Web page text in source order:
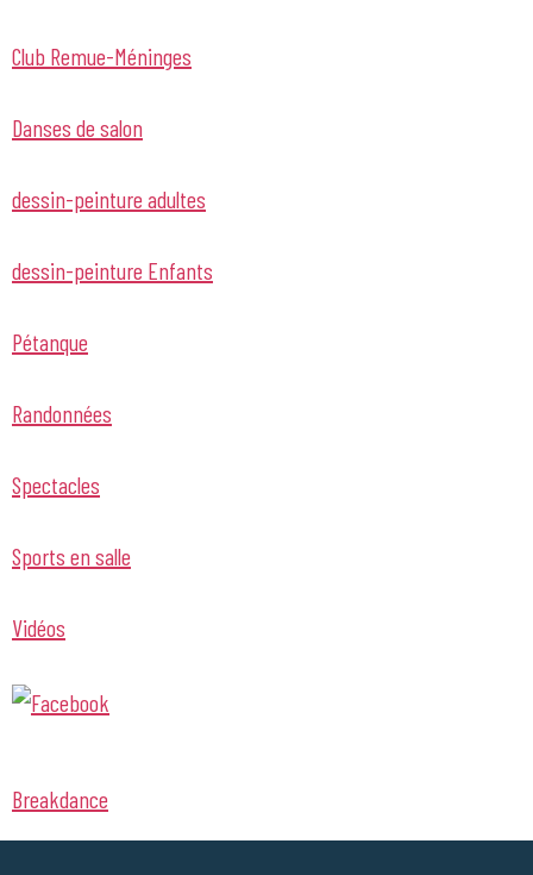
Club Remue-Méninges
Danses de salon
dessin-peinture adultes
dessin-peinture Enfants
Pétanque
Randonnées
Spectacles
Sports en salle
Vidéos
Breakdance